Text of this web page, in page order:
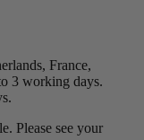
France,
3 working days.
Please see your